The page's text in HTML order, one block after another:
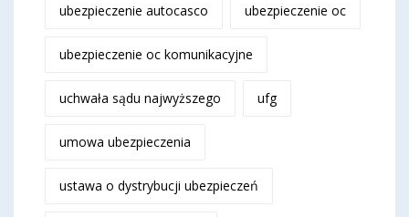
ubezpieczenie autocasco ubezpieczenie oc
ubezpieczenie oc komunikacyjne
uchwała sądu najwyższego ufg
umowa ubezpieczenia
ustawa o dystrybucji ubezpieczeń